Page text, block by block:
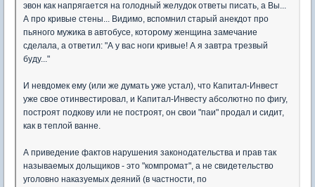
эвон как напрягается на голодный желудок ответы писать, а Вы...
А про кривые стены... Видимо, вспомнил старый анекдот про
пьяного мужика в автобусе, которому женщина замечание
сделала, а ответил: "А у вас ноги кривые! А я завтра трезвый
буду..."
И невдомек ему (или же думать уже устал), что Капитал-Инвест
уже свое отинвестировал, и Капитал-Инвесту абсолютно по фигу,
построят подкову или не построят, он свои "паи" продал и сидит,
как в теплой ванне.
А приведение фактов нарушения законодательства и прав так
называемых дольщиков - это "компромат", а не свидетельство
уголовно наказуемых деяний (в частности, по